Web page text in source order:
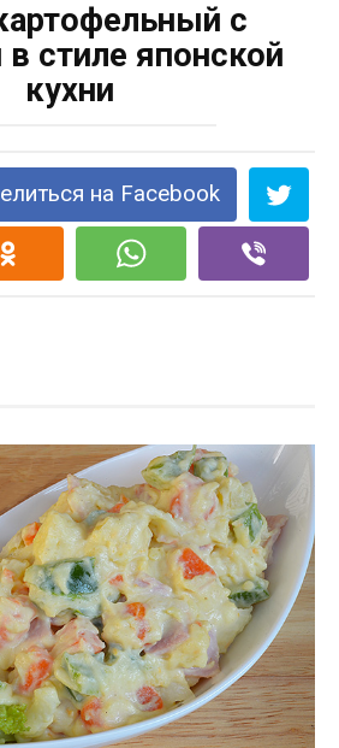
с
в стиле японской
кухни
на Facebook